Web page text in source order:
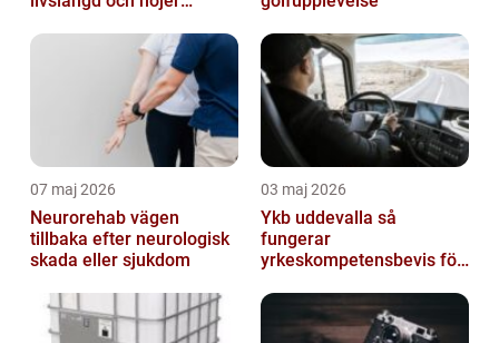
07 maj 2026
Neurorehab vägen
tillbaka efter neurologisk
skada eller sjukdom
03 maj 2026
Ykb uddevalla så
fungerar
yrkeskompetensbevis för